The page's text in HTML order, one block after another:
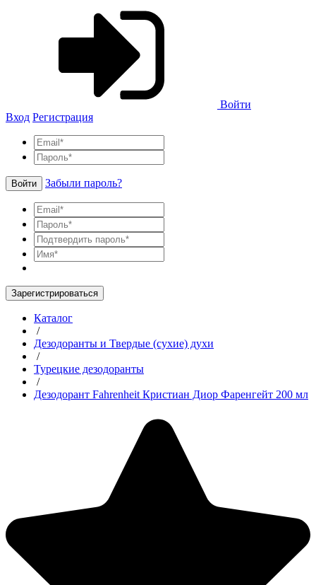
Войти
Вход Регистрация
Войти Забыли пароль?
Зарегистрироваться
Каталог
/
Дезодоранты и Твердые (сухие) духи
/
Турецкие дезодоранты
/
Дезодорант Fahrenheit Кристиан Диор Фаренгейт 200 мл